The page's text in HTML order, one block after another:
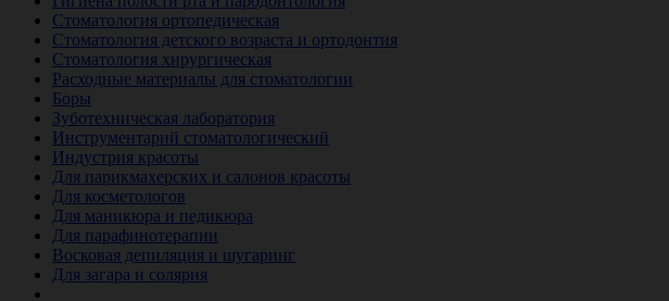
Стоматология ортопедическая
Стоматология детского возраста и ортодонтия
Стоматология хирургическая
Расходные материалы для стоматологии
Боры
Зуботехническая лаборатория
Инструментарий стоматологический
Индустрия красоты
Для парикмахерских и салонов красоты
Для косметологов
Для маникюра и педикюра
Для парафинотерапии
Восковая депиляция и шугаринг
Для загара и солярия